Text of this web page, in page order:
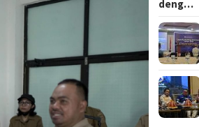
deng…